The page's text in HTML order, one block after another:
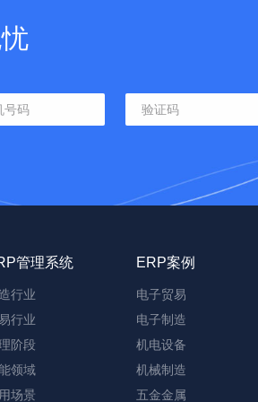
管理系统
行业
行业
阶段
领域
场景
ERP案例
电子贸易
电子制造
机电设备
机械制造
五金金属